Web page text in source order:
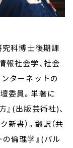
科博士後期課
報社会学、社会
ンターネットの
委員。単著に
(出版芸術社)、
新書）。翻訳（共
倫理学』(パル